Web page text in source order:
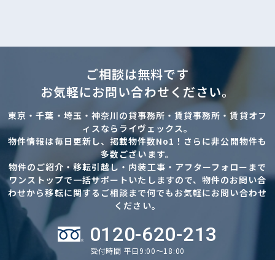
ご相談は無料です
お気軽にお問い合わせください。
東京・千葉・埼玉・神奈川の貸事務所・賃貸事務所・賃貸オフ
ィスならライヴェックス。
物件情報は毎日更新し、掲載物件数No1！さらに非公開物件も
多数ございます。
物件のご紹介・移転引越し・内装工事・アフターフォローまで
ワンストップで一括サポートいたしますので、物件のお問い合
わせから移転に関するご相談まで何でもお気軽にお問い合わせ
ください。
0120-620-213
受付時間 平日9:00～18:00